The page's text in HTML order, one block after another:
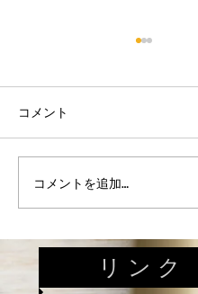
【床のワックスがけ♪
コメント
コメントを追加…
リ ン ク